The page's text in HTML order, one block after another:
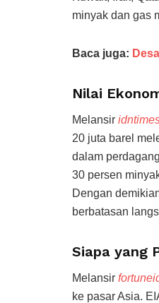
minyak dan gas
Baca juga:
Nilai
Melansir
20 juta barel
dalam
30 persen
Dengan
berbatasan
Siapa yang
Melansir
ke pasar Asia.